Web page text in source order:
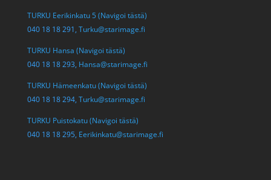
TURKU Eerikinkatu 5 (Navigoi tästä)
040 18 18 291, Turku@starimage.fi
TURKU Hansa (Navigoi tästä)
040 18 18 293, Hansa@starimage.fi
TURKU Hämeenkatu (Navigoi tästä)
040 18 18 294, Turku@starimage.fi
TURKU Puistokatu (Navigoi tästä)
040 18 18 295, Eerikinkatu@starimage.fi